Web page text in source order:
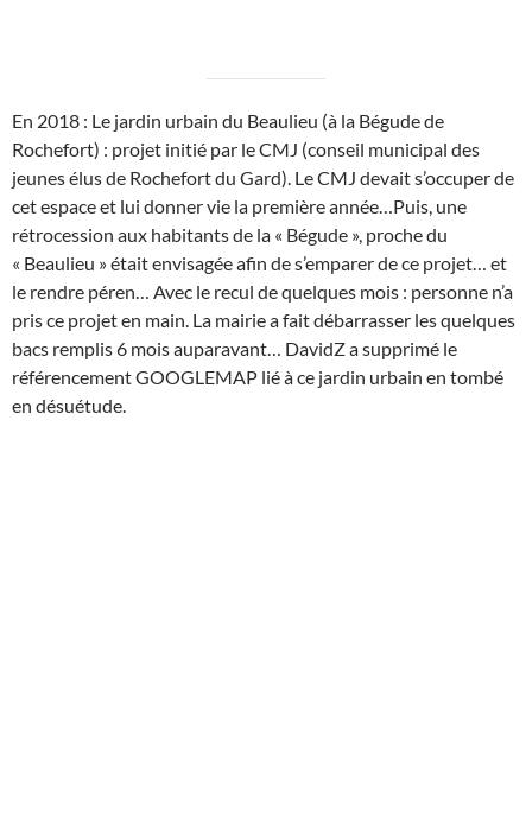
En 2018 : Le jardin urbain du Beaulieu (à la Bégude de
Rochefort) : projet initié par le CMJ (conseil municipal des
jeunes élus de Rochefort du Gard). Le CMJ devait s’occuper de
cet espace et lui donner vie la première année…Puis, une
rétrocession aux habitants de la « Bégude », proche du
« Beaulieu » était envisagée afin de s’emparer de ce projet… et
le rendre péren… Avec le recul de quelques mois : personne n’a
pris ce projet en main. La mairie a fait débarrasser les quelques
bacs remplis 6 mois auparavant… DavidZ a supprimé le
référencement GOOGLEMAP lié à ce jardin urbain en tombé
en désuétude.